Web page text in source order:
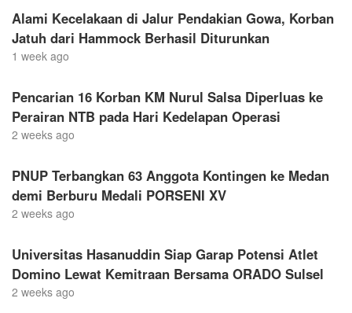
Alami Kecelakaan di Jalur Pendakian Gowa, Korban
Jatuh dari Hammock Berhasil Diturunkan
1 week ago
Pencarian 16 Korban KM Nurul Salsa Diperluas ke
Perairan NTB pada Hari Kedelapan Operasi
2 weeks ago
PNUP Terbangkan 63 Anggota Kontingen ke Medan
demi Berburu Medali PORSENI XV
2 weeks ago
Universitas Hasanuddin Siap Garap Potensi Atlet
Domino Lewat Kemitraan Bersama ORADO Sulsel
2 weeks ago